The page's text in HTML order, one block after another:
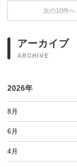
次の10件へ
アーカイブ
ARCHIVE
2026年
8月
6月
4月